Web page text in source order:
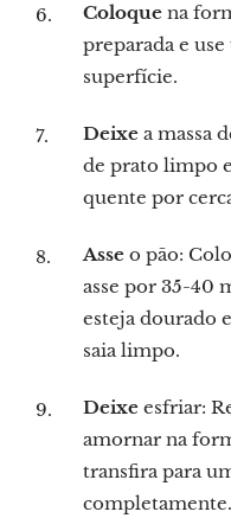
Coloque na
preparada e
superfície.
Deixe a massa
de prato limpo
quente por
Asse o pão:
asse por 35-40
esteja dourado
saia limpo.
Deixe esfriar:
amornar na
transfira para
completamente.